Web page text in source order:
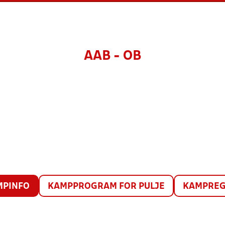
AAB - OB
KAMPPROGRAM FOR PULJE